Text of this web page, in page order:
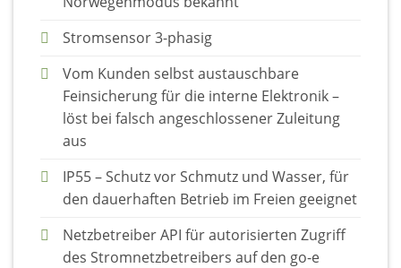
Stromsensor 3-phasig
Vom Kunden selbst austauschbare
Feinsicherung für die interne Elektronik –
löst bei falsch angeschlossener Zuleitung
aus
IP55 – Schutz vor Schmutz und Wasser, für
den dauerhaften Betrieb im Freien geeignet
Netzbetreiber API für autorisierten Zugriff
des Stromnetzbetreibers auf den go-e